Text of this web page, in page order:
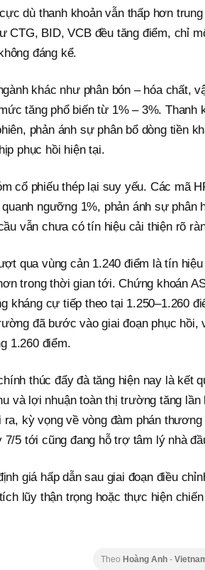
dù thanh khoản vẫn thấp hơn
CTG, BID, VCB đều tăng điểm, chỉ
đáng kể.
khác như phân bón – hóa chất,
tăng phổ biến từ 1% – 3%. Thanh
phản ánh sự phân bổ dòng tiền
phục hồi hiện tại.
cổ phiếu thép lại suy yếu. Các mã
ngưỡng 1%, phản ánh sự phân
vẫn chưa có tín hiệu cải thiện rõ
qua vùng cản 1.240 điểm là tín
trong thời gian tới. Chứng khoán
kháng cự tiếp theo tại 1.250–1.260
đã bước vào giai đoạn phục
1.260 điểm.
thúc đẩy đà tăng hiện nay là kết
và lợi nhuận toàn thị trường tăng
kỳ vọng về vòng đàm phán thương
5 tới cũng đang hỗ trợ tâm lý nhà
giá hấp dẫn sau giai đoạn điều
lũy thận trọng hoặc thực hiện
Theo Hoàng Anh -